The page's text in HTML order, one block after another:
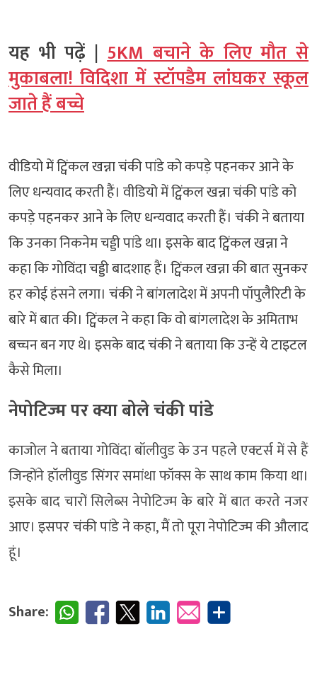
यह भी पढ़ें |5KM बचाने के लिए मौत से
मुकाबला! विदिशा में स्टॉपडैम लांघकर स्कूल
जाते हैं बच्चे
वीडियो में ट्विंकल खन्ना चंकी पांडे को कपड़े पहनकर आने के
लिए धन्यवाद करती हैं। वीडियो में ट्विंकल खन्ना चंकी पांडे को
कपड़े पहनकर आने के लिए धन्यवाद करती हैं। चंकी ने बताया
कि उनका निकनेम चड्डी पांडे था। इसके बाद ट्विंकल खन्ना ने
कहा कि गोविंदा चड्डी बादशाह हैं। ट्विंकल खन्ना की बात सुनकर
हर कोई हंसने लगा। चंकी ने बांगलादेश में अपनी पॉपुलैरिटी के
बारे में बात की। ट्विंकल ने कहा कि वो बांगलादेश के अमिताभ
बच्चन बन गए थे। इसके बाद चंकी ने बताया कि उन्हें ये टाइटल
कैसे मिला।
नेपोटिज्म पर क्या बोले चंकी पांडे
काजोल ने बताया गोविंदा बॉलीवुड के उन पहले एक्टर्स में से हैं
जिन्होंने हॉलीवुड सिंगर समांथा फॉक्स के साथ काम किया था।
इसके बाद चारों सिलेब्स नेपोटिज्म के बारे में बात करते नजर
आए। इसपर चंकी पांडे ने कहा, मैं तो पूरा नेपोटिज्म की औलाद
हूं।
Share: